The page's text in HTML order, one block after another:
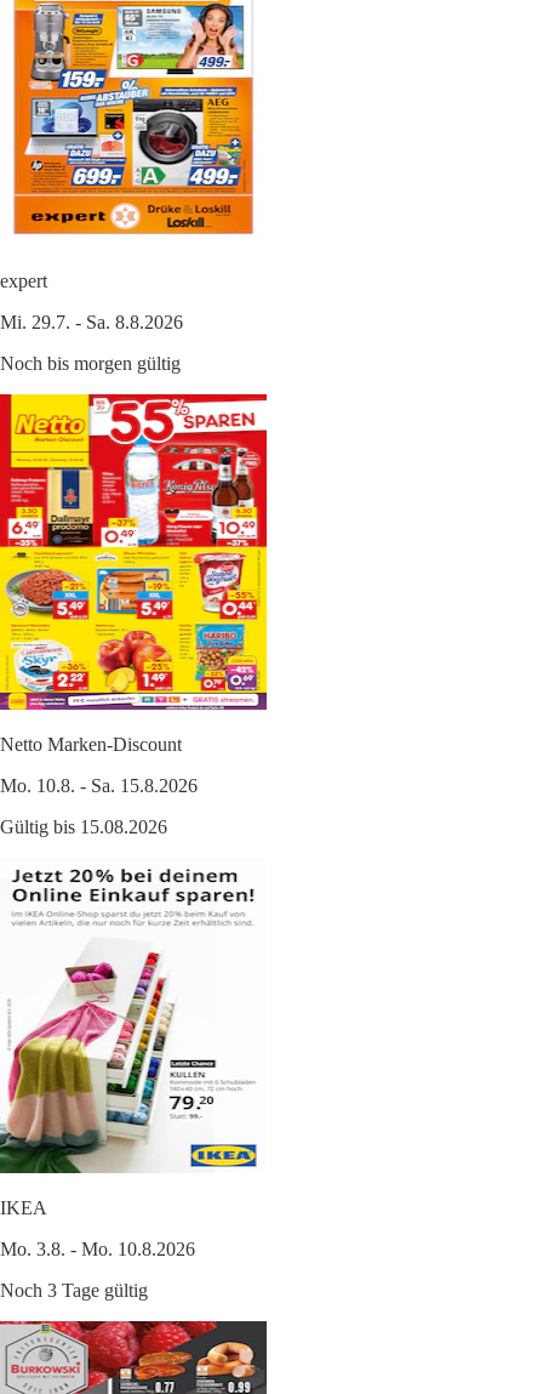
expert
Mi. 29.7. - Sa. 8.8.2026
Noch bis morgen gültig
Netto Marken-Discount
Mo. 10.8. - Sa. 15.8.2026
Gültig bis 15.08.2026
IKEA
Mo. 3.8. - Mo. 10.8.2026
Noch 3 Tage gültig